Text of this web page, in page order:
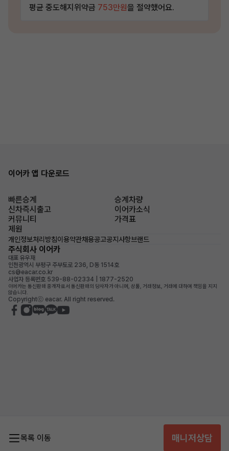
목록 이동 매니저상담
평균 중도해지위약금 753만원을 절약했어요.
이어카 앱 다운로드
빠른승계
승계차량
신차즉시출고
이어카소식
커뮤니티
가격표
제원
개인정보처리방침이용약관채용공고공지사항브랜드
주식회사 이어카
대표 유우재
인천광역시 부평구 주부토로 236, D동 1514호
cs@eacar.co.kr
사업자 등록번호 539-88-02334 | 1877-2520
이어카는 통신판매 중개자로서 통신판매의 당사자가 아니며, 상품, 거래정보, 거래에 대하여 책임을 지지
않습니다.
Copyrightⓒ eacar. All right reserved.